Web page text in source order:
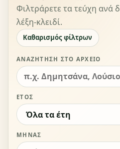
Φιλτράρετε τα τεύχη ανά
λέξη-κλειδί.
Καθαρισμός φίλτρων
ΑΝΑΖΉΤΗΣΗ ΣΤΟ ΑΡΧΕΊΟ
ΈΤΟΣ
ΜΉΝΑΣ